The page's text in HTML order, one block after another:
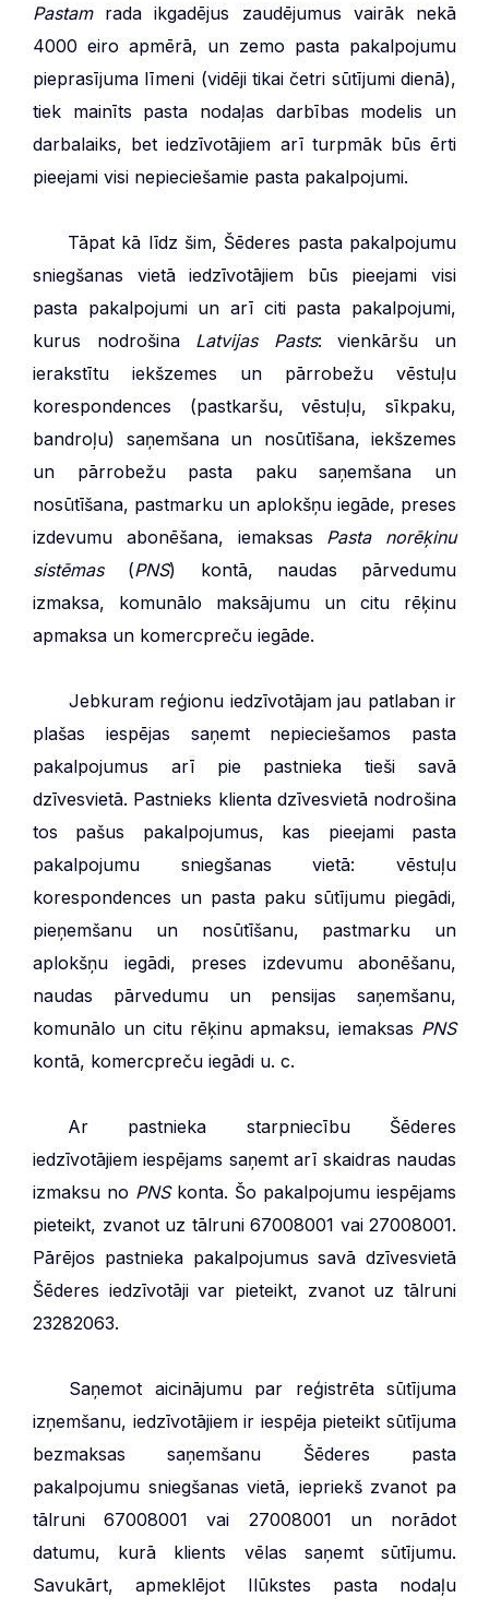
Pastamrada ikgadējus zaudējumus vairāk nekā
4000 eiro apmērā, un zemo pasta pakalpojumu
pieprasījuma līmeni (vidēji tikai četri sūtījumi dienā),
tiek mainīts pasta nodaļas darbības modelis un
darbalaiks, bet iedzīvotājiem arī turpmāk būs ērti
pieejami visi nepieciešamie pasta pakalpojumi.
Tāpat kā līdz šim, Šēderes pasta pakalpojumu
sniegšanas vietā iedzīvotājiem būs pieejami visi
pasta pakalpojumi un arī citi pasta pakalpojumi,
kurus nodrošina Latvijas Pasts: vienkāršu un
ierakstītu iekšzemes un pārrobežu vēstuļu
korespondences (pastkaršu, vēstuļu, sīkpaku,
bandroļu) saņemšana un nosūtīšana, iekšzemes
un pārrobežu pasta paku saņemšana un
nosūtīšana, pastmarku un aplokšņu iegāde, preses
izdevumu abonēšana, iemaksas Pasta norēķinu
sistēmas(PNS) kontā, naudas pārvedumu
izmaksa, komunālo maksājumu un citu rēķinu
apmaksa un komercpreču iegāde.
Jebkuram reģionu iedzīvotājam jau patlaban ir
plašas iespējas saņemt nepieciešamos pasta
pakalpojumus arī pie pastnieka tieši savā
dzīvesvietā. Pastnieks klienta dzīvesvietā nodrošina
tos pašus pakalpojumus, kas pieejami pasta
pakalpojumu sniegšanas vietā: vēstuļu
korespondences un pasta paku sūtījumu piegādi,
pieņemšanu un nosūtīšanu, pastmarku un
aplokšņu iegādi, preses izdevumu abonēšanu,
naudas pārvedumu un pensijas saņemšanu,
komunālo un citu rēķinu apmaksu, iemaksas PNS
kontā, komercpreču iegādi u. c.
Ar pastnieka starpniecību Šēderes
iedzīvotājiem iespējams saņemt arī skaidras naudas
izmaksu no PNSkonta. Šo pakalpojumu iespējams
pieteikt, zvanot uz tālruni 67008001 vai 27008001.
Pārējos pastnieka pakalpojumus savā dzīvesvietā
Šēderes iedzīvotāji var pieteikt, zvanot uz tālruni
23282063.
Saņemot aicinājumu par reģistrēta sūtījuma
izņemšanu, iedzīvotājiem ir iespēja pieteikt sūtījuma
bezmaksas saņemšanu Šēderes pasta
pakalpojumu sniegšanas vietā, iepriekš zvanot pa
tālruni 67008001 vai 27008001 un norādot
datumu, kurā klients vēlas saņemt sūtījumu.
Savukārt, apmeklējot Ilūkstes pasta nodaļu